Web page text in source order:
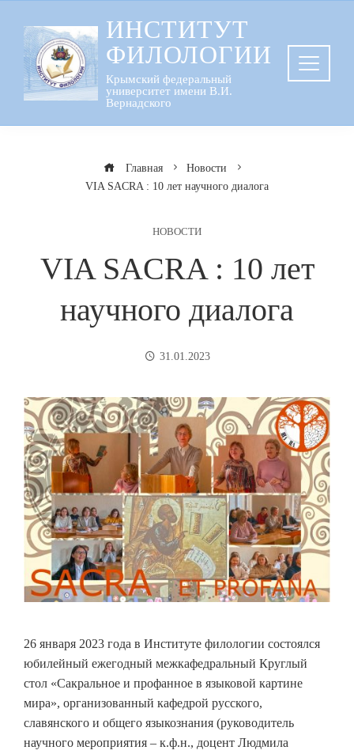
содержанию
ИНСТИТУТ
ФИЛОЛОГИИ
Крымский федеральный
университет имени В.И.
Вернадского
Главная
Новости
VIA SACRA : 10 лет научного диалога
НОВОСТИ
VIA SACRA : 10 лет
научного диалога
31.01.2023
26 января 2023 года в Институте филологии состоялся
юбилейный ежегодный межкафедральный Круглый
стол «Сакральное и профанное в языковой картине
мира», организованный кафедрой русского,
славянского и общего языкознания (руководитель
научного мероприятия – к.ф.н., доцент Людмила